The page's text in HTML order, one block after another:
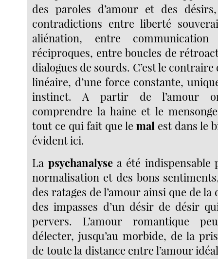
des paroles d’amour et des
contradictions entre liberté
aliénation, entre
réciproques, entre boucles de
dialogues de sourds. C’est le contraire
linéaire, d’une force constante,
instinct. A partir de l’amour
comprendre la haine et le
tout ce qui fait que lemal est dans le
évident ici.
La psychanalysea été indispensable
normalisation et des bons
des ratages de l’amour ainsi que de
des impasses d’un désir de désir
pervers. L’amour romantique
délecter, jusqu’au morbide, de la
de toute la distance entre l’amour